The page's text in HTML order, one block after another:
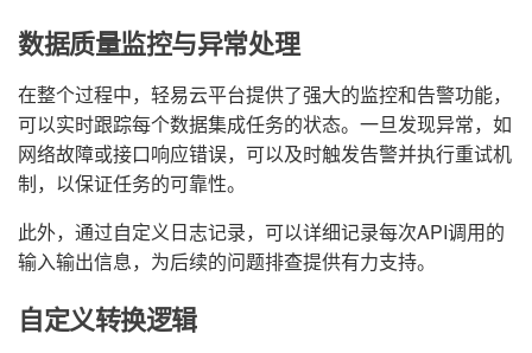
数据质量监控与异常处理
在整个过程中，轻易云平台提供了强大的监控和告警功能，
可以实时跟踪每个数据集成任务的状态。一旦发现异常，如
网络故障或接口响应错误，可以及时触发告警并执行重试机
制，以保证任务的可靠性。
此外，通过自定义日志记录，可以详细记录每次API调用的
输入输出信息，为后续的问题排查提供有力支持。
自定义转换逻辑